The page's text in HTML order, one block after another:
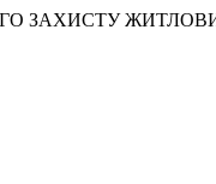
ЗАХИСТУ